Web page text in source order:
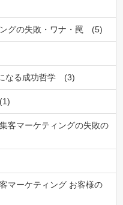
グの失敗・ワナ・罠 (5)
なる成功哲学 (3)
(1)
客マーケティングの失敗の
マーケティング お客様の